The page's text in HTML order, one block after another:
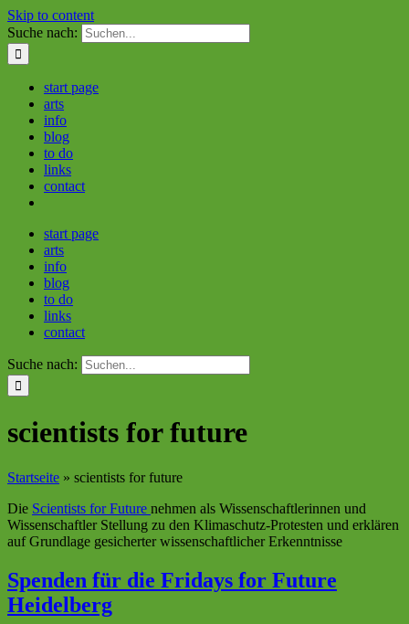
Skip to content
Suche nach:
start page
arts
info
blog
to do
links
contact
start page
arts
info
blog
to do
links
contact
Suche nach:
scientists for future
Startseite » scientists for future
Die Scientists for Future nehmen als Wissenschaftlerinnen und
Wissen­schaftler Stellung zu den Klimaschutz-Protesten und erklären
auf Grundlage gesicherter wissenschaftlicher Erkenntnisse
Spenden für die Fridays for Future
Heidelberg